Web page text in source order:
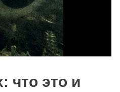
что это и